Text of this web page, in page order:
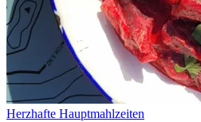
Herzhafte Hauptmahlzeiten